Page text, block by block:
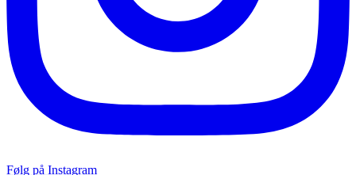
Følg på Instagram